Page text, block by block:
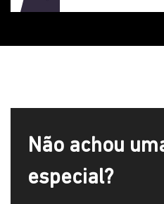
Não achou
especial?